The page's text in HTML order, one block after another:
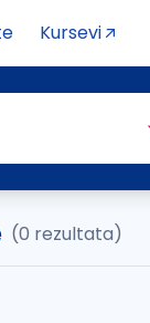
Kursevi
(0 rezultata)